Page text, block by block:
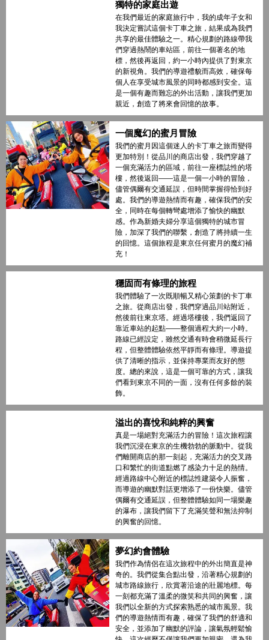
獨特的家庭出遊
在我們最近的家庭旅行中，我的成年子女和
我決定嘗試這個卡丁車之旅，結果成為我們
共享的最佳體驗之一。精心規劃的路線帶我
們穿過熱鬧的車站區，前往一個著名的地
標，然後再返回，約一小時內提供了對東京
的新視角。我們的導遊禮貌而高效，確保每
個人在享受城市風景的同時都感到安全。這
是一個有趣而難忘的外出活動，讓我們更加
親近，創造了將來會回憶的故事。
一個魔幻的蜜月冒險
我們的蜜月因這個迷人的卡丁車之旅而變得
更加特別！從品川的商店出發，我們穿越了
一個充滿活力的區域，前往一座標誌性的塔
樓，然後返回——這是一個一小時的冒險，
儘管偶爾有交通延誤，但時間掌握得恰到好
處。我們的導遊熱情而有趣，確保我們的安
全，同時在每個轉彎處增添了愉快的幽默
感。作為新婚夫婦分享這個獨特的城市冒
險，加深了我們的聯繫，創造了將持續一生
的回憶。這個旅程是東京任何蜜月的魔幻補
充！
穩固而有條理的旅程
我們體驗了一次既順暢又精心策劃的卡丁車
之旅。從商店出發，我們穿過品川站附近，
然後前往東京塔。經過塔樓後，我們返回了
靠近車站的起點——整個過程大約一小時。
路線已經設定，雖然交通有時會稍微延長行
程，但整體體驗依然平靜而有條理。導遊提
供了清晰的指示，並保持專業而友好的態
度。總的來說，這是一個可靠的方式，讓我
們看到東京不同的一面，沒有任何多餘的裝
飾。
溢出的喜悅和純粹的興奮
真是一場絕對充滿活力的冒險！這次旅程讓
我們沉浸在東京的生機勃勃的脈動中。從我
們離開商店的那一刻起，充滿活力的交叉路
口和繁忙的街道點燃了感染力十足的熱情。
經過路線中心附近的標誌性建築令人振奮，
而導遊的幽默對話更增添了一份快樂。儘管
偶爾有交通延誤，但整體體驗如同一場樂趣
的瀑布，讓我們留下了充滿笑聲和無法抑制
的興奮的回憶。
夢幻約會體驗
我們作為情侶在這次旅程中的外出簡直是神
奇的。我們從集合點出發，沿著精心規劃的
城市路線旅行，欣賞著沿途的壯麗地標。每
一刻都充滿了溫柔的微笑和共同的興奮，讓
我們以全新的方式探索熟悉的城市風景。我
們的導遊熱情而有趣，確保了我們的舒適和
安全，並添加了幽默的評論，讓氣氛輕鬆愉